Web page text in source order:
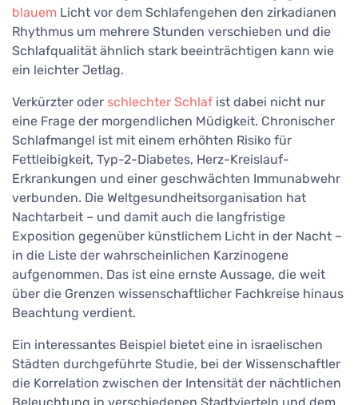
blauem Licht vor dem Schlafengehen den zirkadianen
Rhythmus um mehrere Stunden verschieben und die
Schlafqualität ähnlich stark beeinträchtigen kann wie
ein leichter Jetlag.
Verkürzter oder schlechter Schlaf ist dabei nicht nur
eine Frage der morgendlichen Müdigkeit. Chronischer
Schlafmangel ist mit einem erhöhten Risiko für
Fettleibigkeit, Typ-2-Diabetes, Herz-Kreislauf-
Erkrankungen und einer geschwächten Immunabwehr
verbunden. Die Weltgesundheitsorganisation hat
Nachtarbeit – und damit auch die langfristige
Exposition gegenüber künstlichem Licht in der Nacht –
in die Liste der wahrscheinlichen Karzinogene
aufgenommen. Das ist eine ernste Aussage, die weit
über die Grenzen wissenschaftlicher Fachkreise hinaus
Beachtung verdient.
Ein interessantes Beispiel bietet eine in israelischen
Städten durchgeführte Studie, bei der Wissenschaftler
die Korrelation zwischen der Intensität der nächtlichen